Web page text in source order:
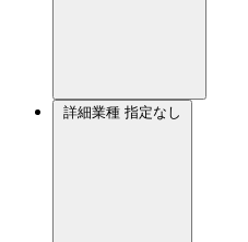
詳細業種 指定なし